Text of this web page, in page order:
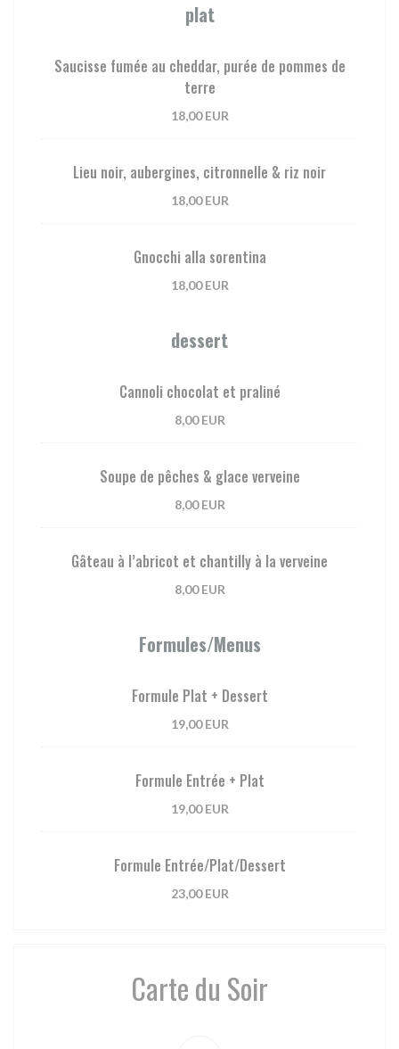
plat
Saucisse fumée au cheddar, purée de pommes de
terre
18,00 EUR
Lieu noir, aubergines, citronnelle & riz noir
18,00 EUR
Gnocchi alla sorentina
18,00 EUR
dessert
Cannoli chocolat et praliné
8,00 EUR
Soupe de pêches & glace verveine
8,00 EUR
Gâteau à l’abricot et chantilly à la verveine
8,00 EUR
Formules/Menus
Formule Plat + Dessert
19,00 EUR
Formule Entrée + Plat
19,00 EUR
Formule Entrée/Plat/Dessert
23,00 EUR
Carte du Soir